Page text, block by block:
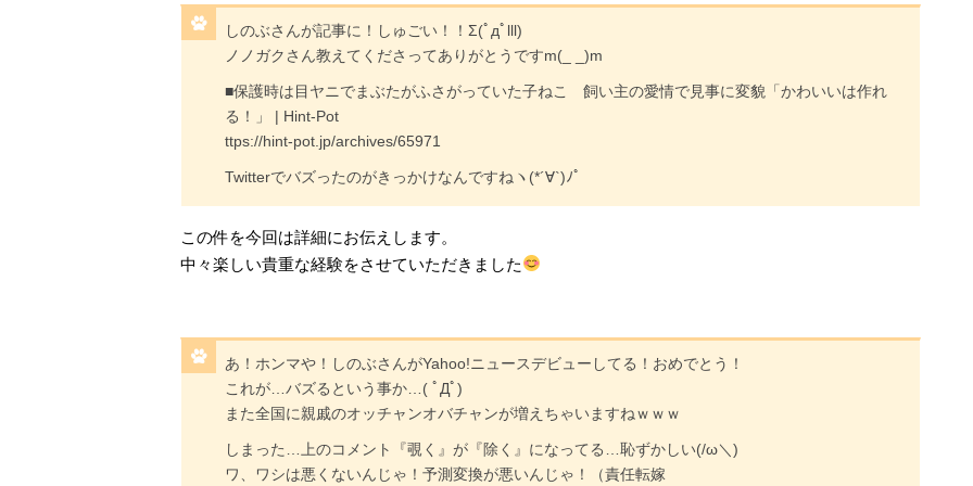
しのぶさんが記事に！しゅごい！！Σ(ﾟдﾟlll)
ノノガクさん教えてくださってありがとうですm(_ _)m
■保護時は目ヤニでまぶたがふさがっていた子ねこ 飼い主の愛情で見事に変貌「かわいいは作れ
る！」 | Hint-Pot
ttps://hint-pot.jp/archives/65971
Twitterでバズったのがきっかけなんですねヽ(*´∀`)ﾉﾟ
この件を今回は詳細にお伝えします。
中々楽しい貴重な経験をさせていただきました
あ！ホンマや！しのぶさんがYahoo!ニュースデビューしてる！おめでとう！
これが…バズるという事か…( ﾟДﾟ)
また全国に親戚のオッチャンオバチャンが増えちゃいますねｗｗｗ
しまった…上のコメント『覗く』が『除く』になってる…恥ずかしい(/ω＼)
ワ、ワシは悪くないんじゃ！予測変換が悪いんじゃ！（責任転嫁